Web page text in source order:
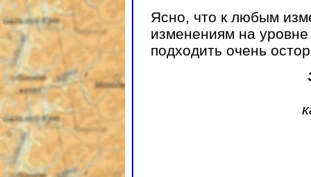
Ясно, что к любым
изменениям на
подходить очень